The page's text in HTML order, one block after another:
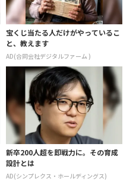
宝くじ当たる人だけがやっているこ
と、教えます
AD(合同会社デジタルファーム )
新卒200人超を即戦力に。その育成
設計とは
AD(シンプレクス・ホールディングス)